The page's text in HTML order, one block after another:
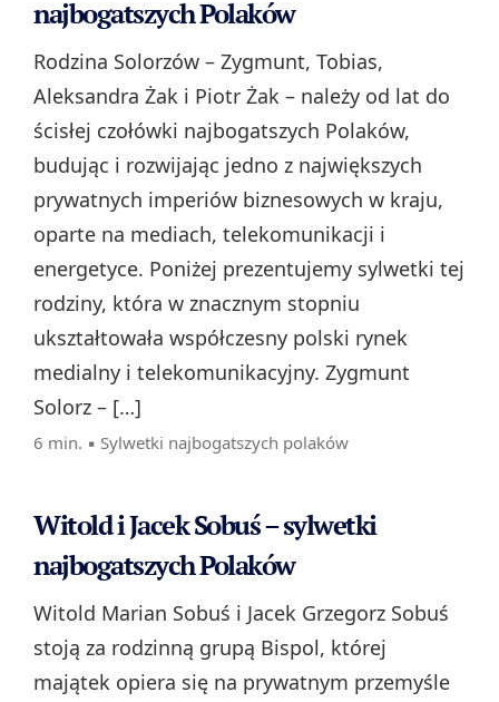
najbogatszych Polaków
Rodzina Solorzów – Zygmunt, Tobias,
Aleksandra Żak i Piotr Żak – należy od lat do
ścisłej czołówki najbogatszych Polaków,
budując i rozwijając jedno z największych
prywatnych imperiów biznesowych w kraju,
oparte na mediach, telekomunikacji i
energetyce. Poniżej prezentujemy sylwetki tej
rodziny, która w znacznym stopniu
ukształtowała współczesny polski rynek
medialny i telekomunikacyjny. Zygmunt
Solorz – […]
6 min. ▪ Sylwetki najbogatszych polaków
Witold i Jacek Sobuś – sylwetki
najbogatszych Polaków
Witold Marian Sobuś i Jacek Grzegorz Sobuś
stoją za rodzinną grupą Bispol, której
majątek opiera się na prywatnym przemyśle